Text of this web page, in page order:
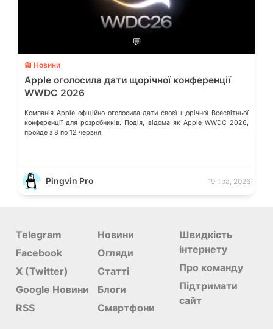
💬
📰 Новини
Apple оголосила дати щорічної конференції
WWDC 2026
Компанія Apple офіційно оголосила дати своєї щорічної Всесвітньої
конференції для розробників. Подія, відома як Apple WWDC 2026,
пройде з 8 по 12 червня.
Pingvin Pro 19 Тра, 2026
Telegram
Facebook
X (Twitter)
Google Новини
RSS
Новини
Огляди
Статті
Блоги
Смартфони
Швидкість
інтернету
Про команду
Підтримати
сайт